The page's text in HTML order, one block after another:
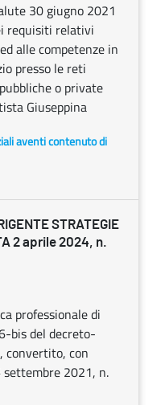
30 giugno 2021
requisiti relativi
alle competenze in
presso le reti
o private
Giuseppina
aventi contenuto di
STRATEGIE
2 aprile 2024, n.
professionale di
bis del decreto-
convertito, con
settembre 2021, n.